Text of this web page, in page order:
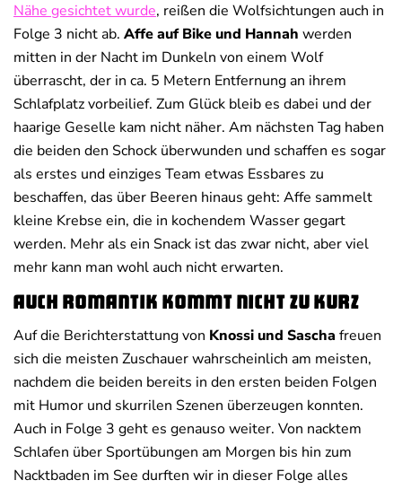
Nähe gesichtet wurde, reißen die Wolfsichtungen auch in
Folge 3 nicht ab. Affe auf Bike und Hannah werden
mitten in der Nacht im Dunkeln von einem Wolf
überrascht, der in ca. 5 Metern Entfernung an ihrem
Schlafplatz vorbeilief. Zum Glück bleib es dabei und der
haarige Geselle kam nicht näher. Am nächsten Tag haben
die beiden den Schock überwunden und schaffen es sogar
als erstes und einziges Team etwas Essbares zu
beschaffen, das über Beeren hinaus geht: Affe sammelt
kleine Krebse ein, die in kochendem Wasser gegart
werden. Mehr als ein Snack ist das zwar nicht, aber viel
mehr kann man wohl auch nicht erwarten.
Auch Romantik kommt nicht zu kurz
Auf die Berichterstattung von Knossi und Sascha freuen
sich die meisten Zuschauer wahrscheinlich am meisten,
nachdem die beiden bereits in den ersten beiden Folgen
mit Humor und skurrilen Szenen überzeugen konnten.
Auch in Folge 3 geht es genauso weiter. Von nacktem
Schlafen über Sportübungen am Morgen bis hin zum
Nacktbaden im See durften wir in dieser Folge alles